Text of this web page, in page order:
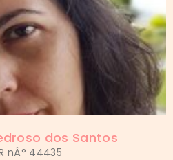
dos Santos
nÂ° 44435